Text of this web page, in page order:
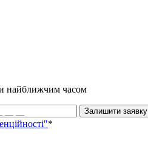
найближчим часом
Залишити заявку
*